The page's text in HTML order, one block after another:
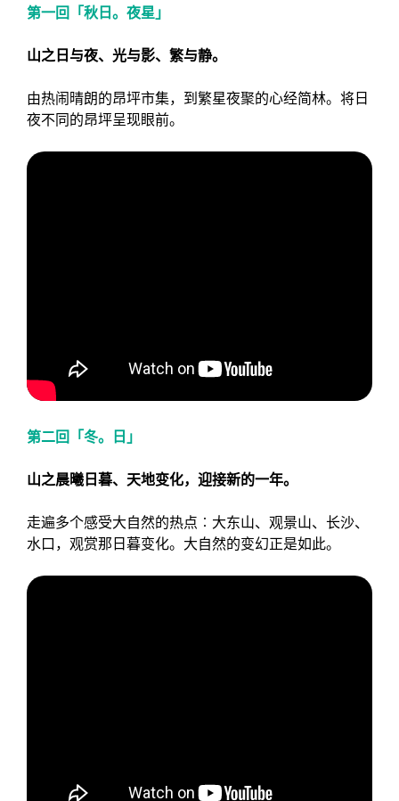
第一回「秋日。夜星」
山之日与夜、光与影、繁与静。
由热闹晴朗的昂坪市集，到繁星夜聚的心经简林。将日
夜不同的昂坪呈现眼前。
第二回「冬。日」
山之晨曦日暮、天地变化，迎接新的一年。
走遍多个感受大自然的热点︰大东山、观景山、长沙、
水口，观赏那日暮变化。大自然的变幻正是如此。